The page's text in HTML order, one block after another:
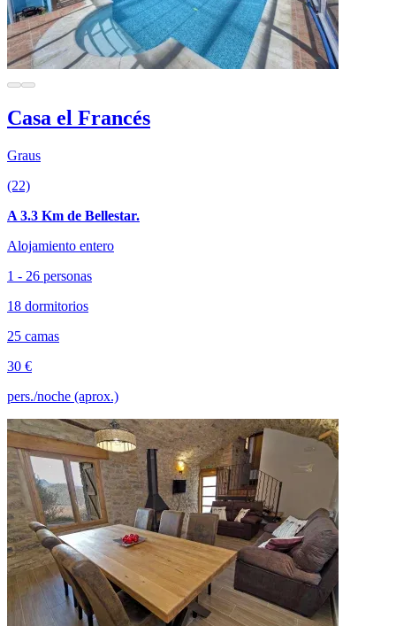
Casa el Francés
Graus
(22)
A 3.3 Km de Bellestar.
Alojamiento entero
1 - 26 personas
18 dormitorios
25 camas
30 €
pers./noche (aprox.)